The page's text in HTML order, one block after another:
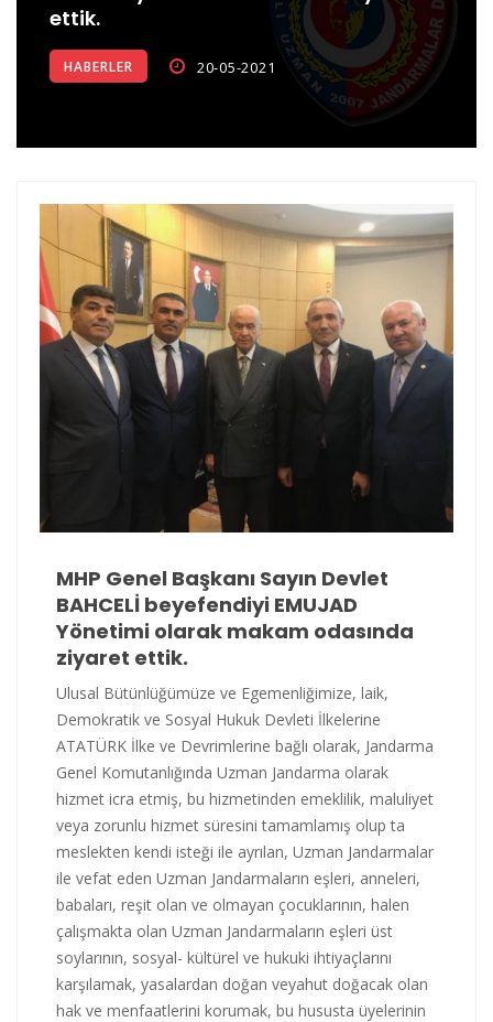
GÖNDRİLMİŞ OLUP; JNET SAYFASINDA PERSONEL
BİLGİLENDİRİLMİŞTİR.
EMUJAD YÖETİM KURULU VE ÜYELERİMİZ İLE BİRLİKTE OYAK
ANITKABİR ZİYARETİMİZ. 09.12.2025
Şehit Mehmet DEMİRBAŞ 11.07.2026
ettik.
HABERLER 20-05-2021
MHP Genel Başkanı Sayın Devlet
BAHCELİ beyefendiyi EMUJAD
Yönetimi olarak makam odasında
ziyaret ettik.
Ulusal Bütünlüğümüze ve Egemenliğimize, laik,
Demokratik ve Sosyal Hukuk Devleti İlkelerine
ATATÜRK İlke ve Devrimlerine bağlı olarak, Jandarma
Genel Komutanlığında Uzman Jandarma olarak
hizmet icra etmiş, bu hizmetinden emeklilik, maluliyet
veya zorunlu hizmet süresini tamamlamış olup ta
meslekten kendi isteği ile ayrılan, Uzman Jandarmalar
ile vefat eden Uzman Jandarmaların eşleri, anneleri,
babaları, reşit olan ve olmayan çocuklarının, halen
çalışmakta olan Uzman Jandarmaların eşleri üst
soylarının, sosyal- kültürel ve hukuki ihtiyaçlarını
karşılamak, yasalardan doğan veyahut doğacak olan
hak ve menfaatlerini korumak, bu hususta üyelerinin